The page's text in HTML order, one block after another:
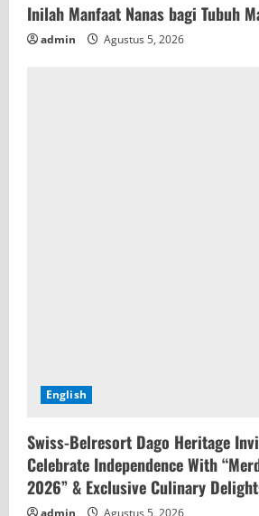
Inilah Manfaat Nanas bagi Tubuh
admin Agustus 5, 2026
English
Swiss-Belresort Dago Heritage
Celebrate Independence With
2026” & Exclusive Culinary
admin Agustus 5, 2026